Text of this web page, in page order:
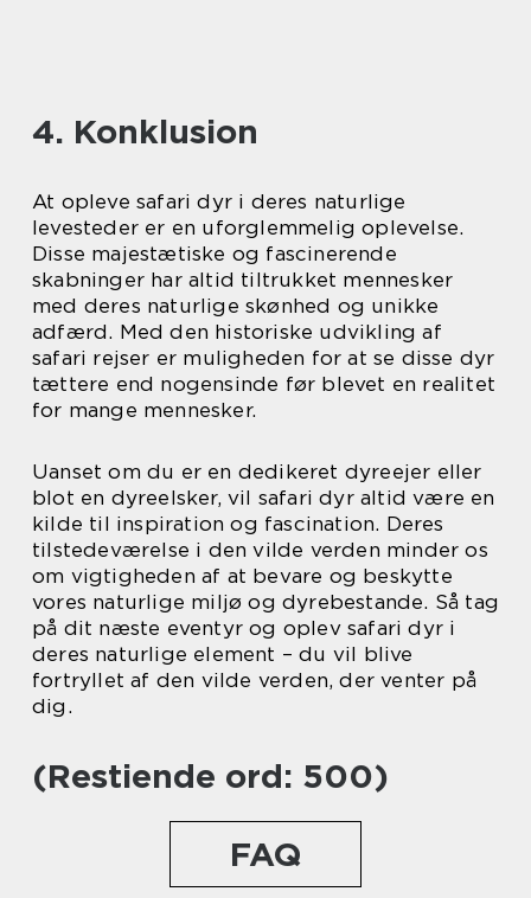
4. Konklusion
At opleve safari dyr i deres naturlige
levesteder er en uforglemmelig oplevelse.
Disse majestætiske og fascinerende
skabninger har altid tiltrukket mennesker
med deres naturlige skønhed og unikke
adfærd. Med den historiske udvikling af
safari rejser er muligheden for at se disse dyr
tættere end nogensinde før blevet en realitet
for mange mennesker.
Uanset om du er en dedikeret dyreejer eller
blot en dyreelsker, vil safari dyr altid være en
kilde til inspiration og fascination. Deres
tilstedeværelse i den vilde verden minder os
om vigtigheden af at bevare og beskytte
vores naturlige miljø og dyrebestande. Så tag
på dit næste eventyr og oplev safari dyr i
deres naturlige element – du vil blive
fortryllet af den vilde verden, der venter på
dig.
(Restiende ord: 500)
FAQ